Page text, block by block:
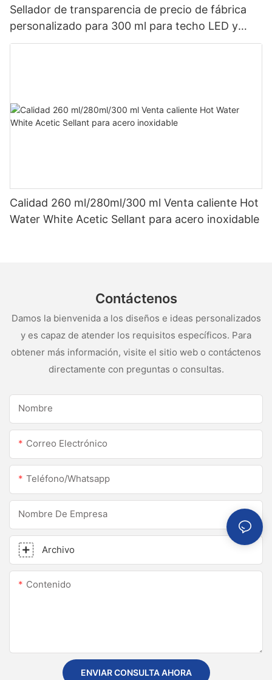
Sellador de transparencia de precio de fábrica
personalizado para 300 ml para techo LED y
sellador de silicona acética de canalones
Calidad 260 ml/280ml/300 ml Venta caliente Hot
Water White Acetic Sellant para acero inoxidable
Contáctenos
Damos la bienvenida a los diseños e ideas personalizados
y es capaz de atender los requisitos específicos. Para
obtener más información, visite el sitio web o contáctenos
directamente con preguntas o consultas.
Nombre
Correo Electrónico
Teléfono/whatsapp
Nombre De Empresa
Archivo
Contenido
ENVIAR CONSULTA AHORA